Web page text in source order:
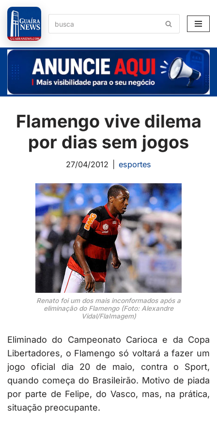
Pular
para
o
conteúdo
Flamengo vive dilema
por dias sem jogos
27/04/2012 esportes
Renato foi um dos mais inconformados após a
eliminação do Flamengo (Foto: Alexandre
Vidal/FlaImagem)
Eliminado do Campeonato Carioca e da Copa
Libertadores, o Flamengo só voltará a fazer um
jogo oficial dia 20 de maio, contra o Sport,
quando começa do Brasileirão. Motivo de piada
por parte de Felipe, do Vasco, mas, na prática,
situação preocupante.